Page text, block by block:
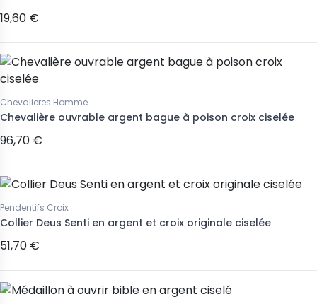
19,60 €
Chevalieres Homme
Chevalière ouvrable argent bague à poison croix ciselée
96,70 €
Pendentifs Croix
Collier Deus Senti en argent et croix originale ciselée
51,70 €